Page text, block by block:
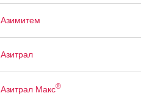
Азимитем
Азитрал
Азитрал Макс®